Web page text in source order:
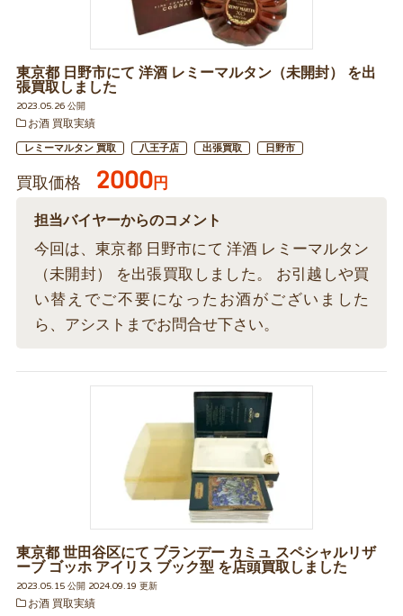
東京都 日野市にて 洋酒 レミーマルタン（未開封） を出
張買取しました
2023.05.26 公開
お酒 買取実績
レミーマルタン 買取 八王子店 出張買取 日野市
買取価格 2000円
担当バイヤーからのコメント
今回は、東京都 日野市にて 洋酒 レミーマルタン
（未開封） を出張買取しました。 お引越しや買
い替えでご不要になったお酒がございました
ら、アシストまでお問合せ下さい。
東京都 世田谷区にて ブランデー カミュ スペシャルリザ
ーブ ゴッホ アイリス ブック型 を店頭買取しました
2023.05.15 公開 2024.09.19 更新
お酒 買取実績